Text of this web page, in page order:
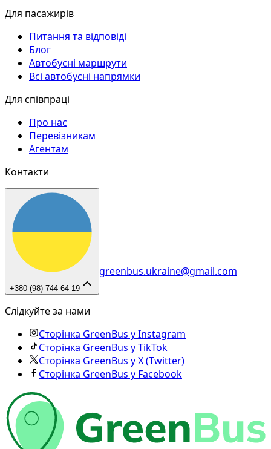
Для пасажирів
Питання та відповіді
Блог
Автобусні маршрути
Всі автобусні напрямки
Для співпраці
Про нас
Перевізникам
Агентам
Контакти
+380 (98) 744 64 19
greenbus.ukraine@gmail.com
Слідкуйте за нами
Сторінка GreenBus у Instagram
Сторінка GreenBus у TikTok
Сторінка GreenBus у X (Twitter)
Сторінка GreenBus у Facebook